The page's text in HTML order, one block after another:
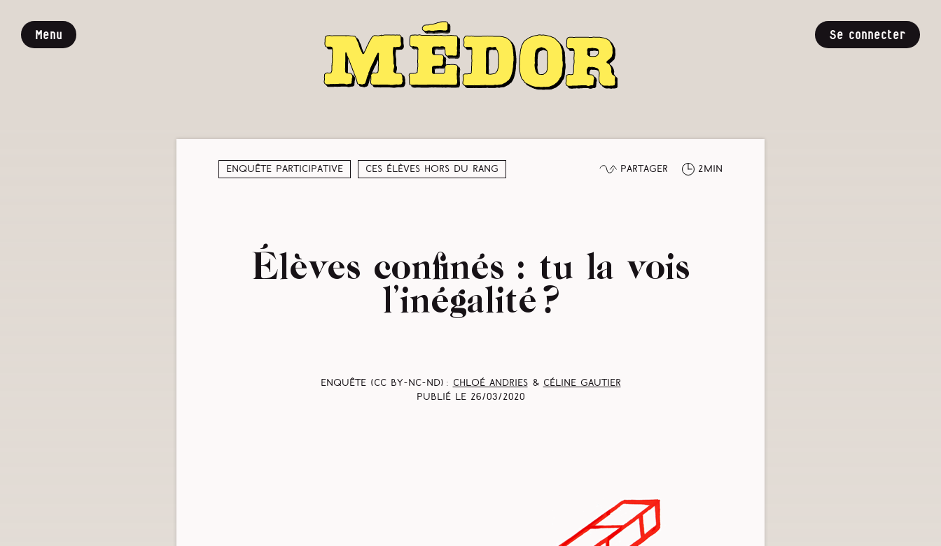
Menu Se connecter
Enquête participative Ces élèves hors du rang Partager 2min
Élèves confinés : tu la vois
l’inégalité ?
Enquête (CC BY-NC-ND) : Chloé Andries& Céline Gautier
Publié le 26/03/2020